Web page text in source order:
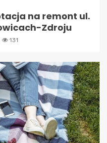
na remont ul.
Zdroju
131